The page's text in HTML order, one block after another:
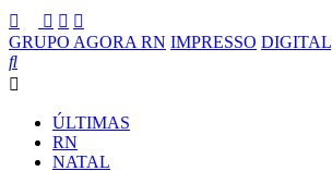
GRUPO AGORA RN IMPRESSO DIGITAL
ÚLTIMAS
RN
NATAL